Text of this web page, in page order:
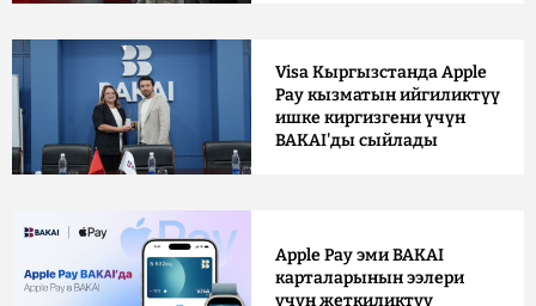
Visa Кыргызстанда Apple
Pay кызматын ийгиликтүү
ишке киргизгени үчүн
BAKAI'ды сыйлады
Apple Pay эми BAKAI
карталарынын ээлери
үчүн жеткиликтүү